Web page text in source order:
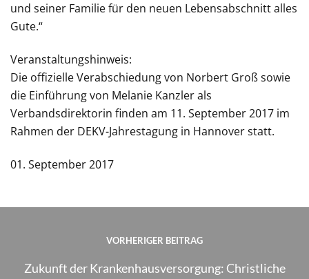
und seiner Familie für den neuen Lebensabschnitt alles
Gute.“
Veranstaltungshinweis:
Die offizielle Verabschiedung von Norbert Groß sowie
die Einführung von Melanie Kanzler als
Verbandsdirektorin finden am 11. September 2017 im
Rahmen der DEKV-Jahrestagung in Hannover statt.
01. September 2017
VORHERIGER BEITRAG
Zukunft der Krankenhausversorgung: Christliche